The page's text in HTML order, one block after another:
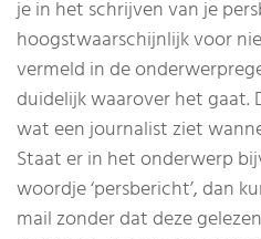
je in het schrijven van je
hoogstwaarschijnlijk voor
vermeld in de
duidelijk waarover het gaat.
wat een journalist ziet
Staat er in het onderwerp
woordje ‘persbericht’, dan
mail zonder dat deze